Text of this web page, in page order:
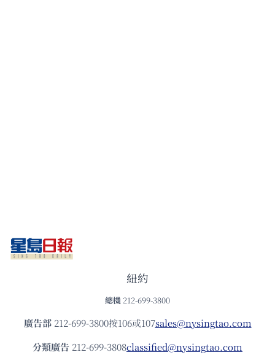
紐約
總機 212-699-3800
廣告部212-699-3800按106或107sales@nysingtao.com
分類廣告 212-699-3808classified@nysingtao.com